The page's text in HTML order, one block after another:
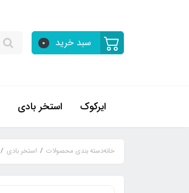
سبد خرید 0
ایرکوک استخر بادی
خانهدسته بندی محصولات استخر بادی